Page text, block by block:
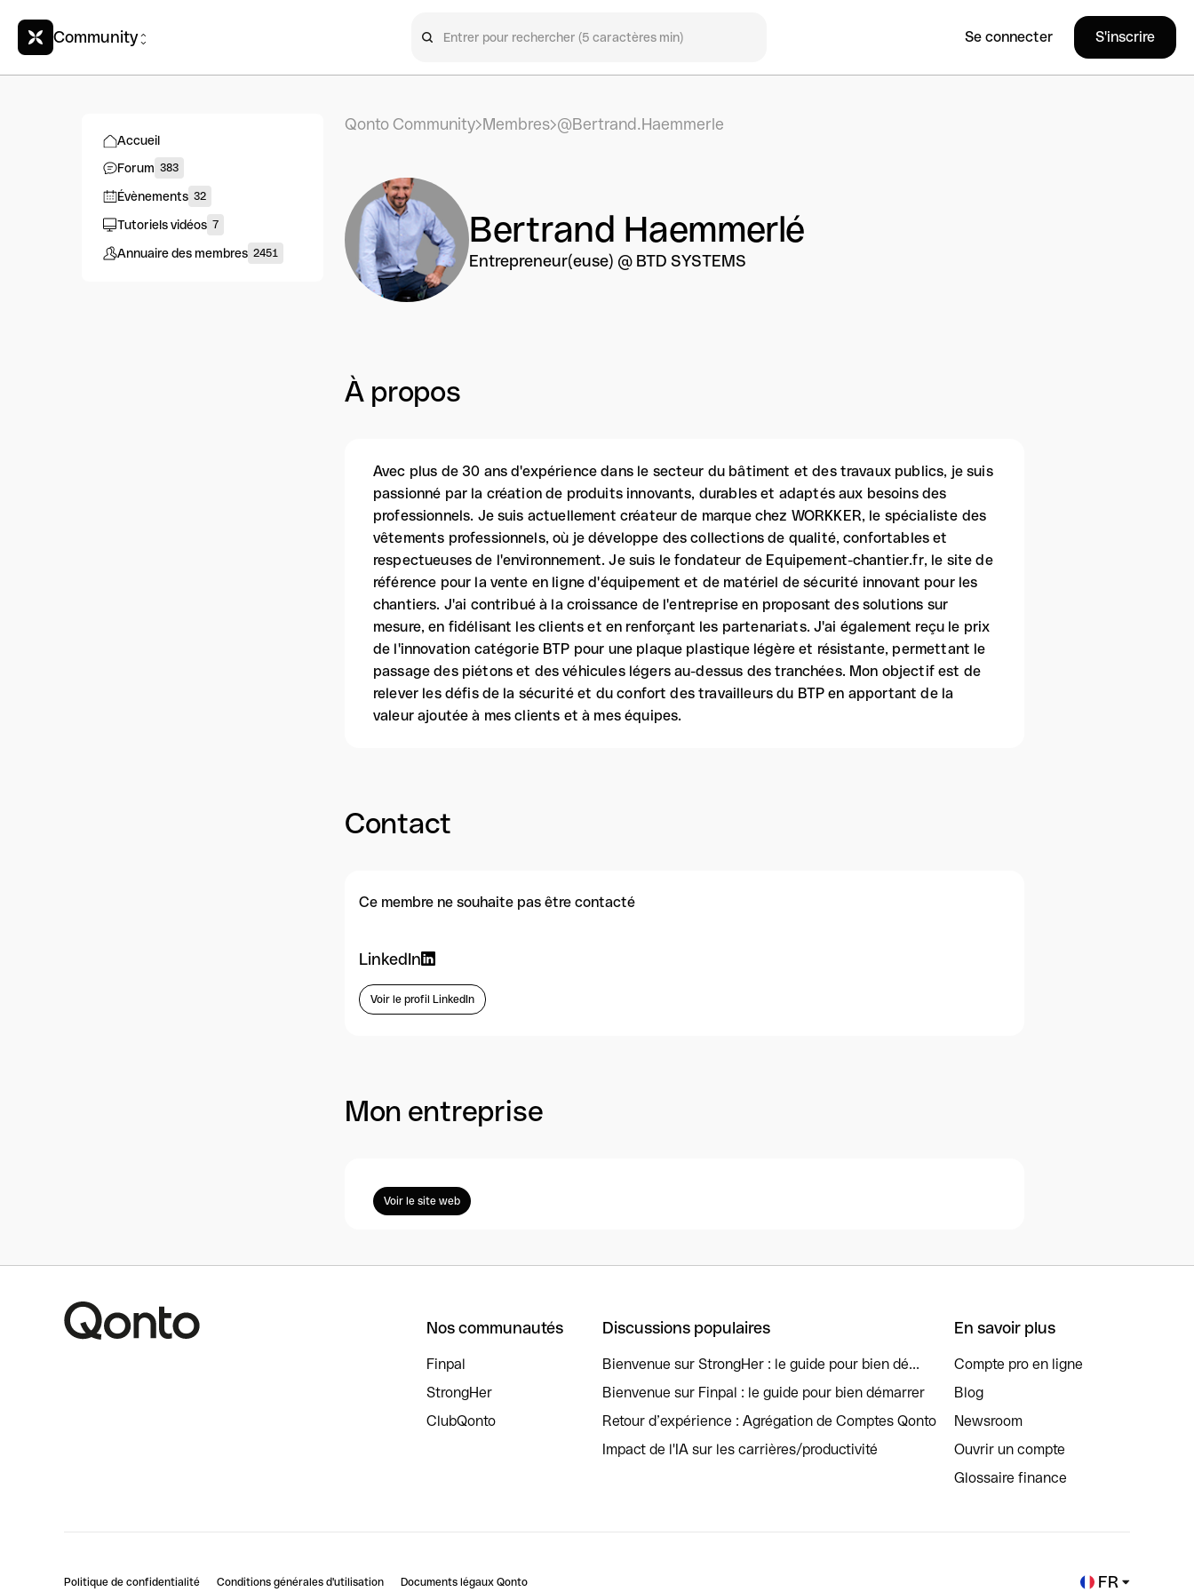
Community Se connecter S'inscrire
Accueil
Forum 383
Évènements 32
Tutoriels vidéos 7
Annuaire des membres 2451
Qonto Community Membres @Bertrand.Haemmerle
Bertrand Haemmerlé
Entrepreneur(euse) @ BTD SYSTEMS
À propos
Avec plus de 30 ans d'expérience dans le secteur du bâtiment et des travaux publics, je suis
passionné par la création de produits innovants, durables et adaptés aux besoins des
professionnels. Je suis actuellement créateur de marque chez WORKKER, le spécialiste des
vêtements professionnels, où je développe des collections de qualité, confortables et
respectueuses de l'environnement. Je suis le fondateur de Equipement-chantier.fr, le site de
référence pour la vente en ligne d'équipement et de matériel de sécurité innovant pour les
chantiers. J'ai contribué à la croissance de l'entreprise en proposant des solutions sur
mesure, en fidélisant les clients et en renforçant les partenariats. J'ai également reçu le prix
de l'innovation catégorie BTP pour une plaque plastique légère et résistante, permettant le
passage des piétons et des véhicules légers au-dessus des tranchées. Mon objectif est de
relever les défis de la sécurité et du confort des travailleurs du BTP en apportant de la
valeur ajoutée à mes clients et à mes équipes.
Contact
Ce membre ne souhaite pas être contacté
LinkedIn
Voir le profil LinkedIn
Mon entreprise
Voir le site web
Nos communautés
Finpal
StrongHer
ClubQonto
Discussions populaires
Bienvenue sur StrongHer : le guide pour bien dé...
Bienvenue sur Finpal : le guide pour bien démarrer
Retour d’expérience : Agrégation de Comptes Qonto
Impact de l'IA sur les carrières/productivité
En savoir plus
Compte pro en ligne
Blog
Newsroom
Ouvrir un compte
Glossaire finance
Politique de confidentialité Conditions générales d'utilisation Documents légaux Qonto FR